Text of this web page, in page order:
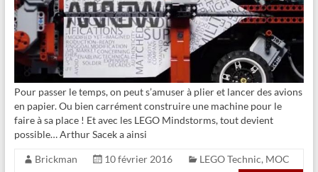
Pour passer le temps, on peut s’amuser à plier et lancer des avions
en papier. Ou bien carrément construire une machine pour le
faire à sa place ! Et avec les LEGO Mindstorms, tout devient
possible… Arthur Sacek a ainsi
Brickman 10 février 2016 LEGO Technic, MOC